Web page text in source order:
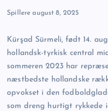
Spillere august 8, 2025
Kürşad Sürmeli, født 14.
hollandsk-tyrkisk central
sommeren 2023 har
næstbedste hollandske
opvokset i den
som dreng hurtigt rykkede